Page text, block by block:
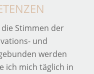
Stimmen der
und
werden
ich mich täglich in